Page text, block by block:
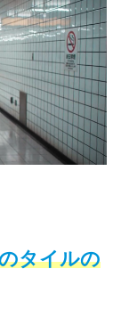
タイルの